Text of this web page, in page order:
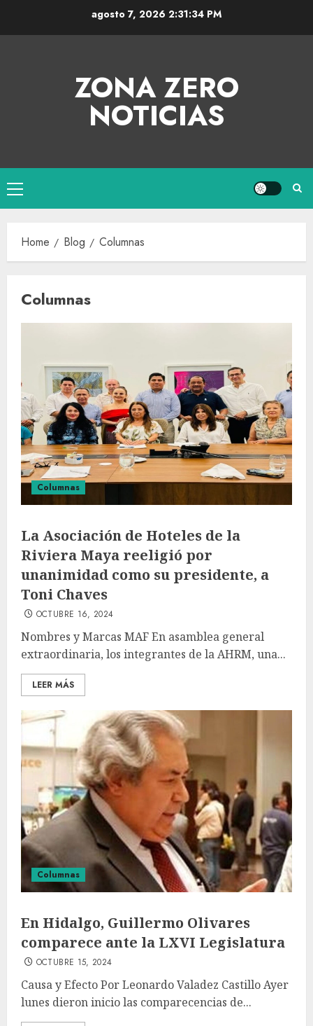
agosto 7, 2026 2:31:34 PM
ZONA ZERO
NOTICIAS
Home Blog Columnas
Columnas
Columnas
La Asociación de Hoteles de la
Riviera Maya reeligió por
unanimidad como su presidente, a
Toni Chaves
OCTUBRE 16, 2024
Nombres y Marcas MAF En asamblea general
extraordinaria, los integrantes de la AHRM, una...
LEER MÁS
Columnas
En Hidalgo, Guillermo Olivares
comparece ante la LXVI Legislatura
OCTUBRE 15, 2024
Causa y Efecto Por Leonardo Valadez Castillo Ayer
lunes dieron inicio las comparecencias de...